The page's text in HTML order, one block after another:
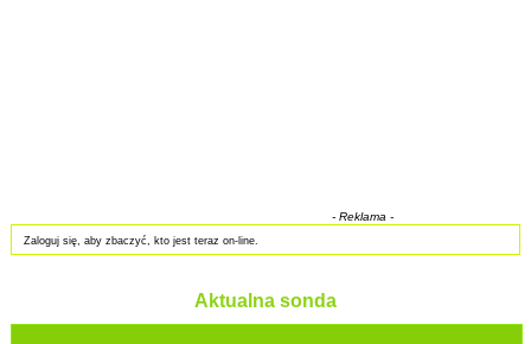
- Reklama -
Zaloguj się, aby zbaczyć, kto jest teraz on-line.
Aktualna sonda